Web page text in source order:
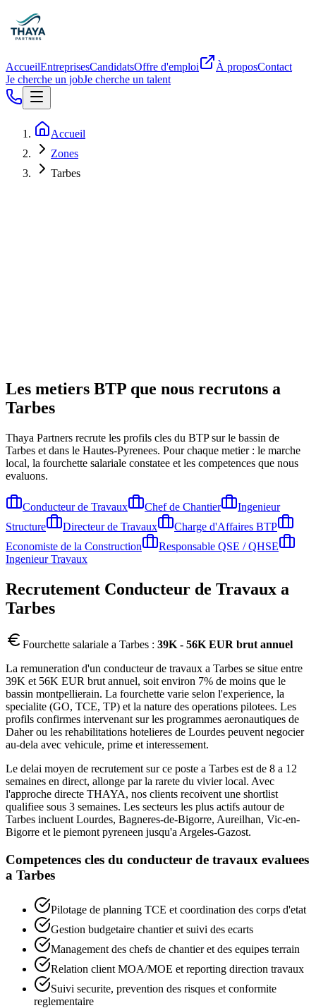
AccueilEntreprisesCandidatsOffre d'emploi À proposContact
Je cherche un jobJe cherche un talent
Accueil
Zones
Tarbes
Les metiers BTP que nous recrutons a
Tarbes
Thaya Partners recrute les profils cles du BTP sur le bassin de
Tarbes et dans le Hautes-Pyrenees. Pour chaque metier : le marche
local, la fourchette salariale constatee et les competences que nous
evaluons.
Conducteur de Travaux Chef de Chantier
Ingenieur
Structure
Directeur de Travaux
Charge d'Affaires BTP
Economiste de la Construction
Responsable QSE / QHSE
Ingenieur Travaux
Recrutement Conducteur de Travaux a
Tarbes
Fourchette salariale a Tarbes : 39K - 56K EUR brut annuel
La remuneration d'un conducteur de travaux a Tarbes se situe entre
39K et 56K EUR brut annuel, soit environ 7% de moins que le
bassin montpellierain. La fourchette varie selon l'experience, la
specialite (GO, TCE, TP) et la nature des operations pilotees. Les
profils confirmes intervenant sur les programmes aeronautiques de
Daher ou les rehabilitations hotelieres de Lourdes peuvent negocier
au-dela avec vehicule, prime et interessement.
Le delai moyen de recrutement sur ce poste a Tarbes est de 8 a 12
semaines en direct, allonge par la rarete du vivier local. Avec
l'approche directe THAYA, nos clients recoivent une shortlist
qualifiee sous 3 semaines. Les secteurs les plus actifs autour de
Tarbes incluent Lourdes, Bagneres-de-Bigorre, Aureilhan, Vic-en-
Bigorre et le piemont pyreneen jusqu'a Argeles-Gazost.
Competences cles du conducteur de travaux evaluees
a Tarbes
Pilotage de planning TCE et coordination des corps d'etat
Gestion budgetaire chantier et suivi des ecarts
Management des chefs de chantier et des equipes terrain
Relation client MOA/MOE et reporting direction travaux
Suivi securite, prevention des risques et conformite
reglementaire